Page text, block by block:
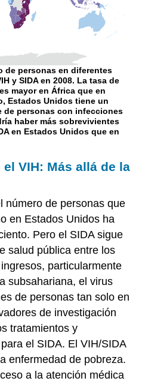
de personas en diferentes
y SIDA en 2008. La tasa de
mayor en África que en
Estados Unidos tiene un
de personas con infecciones
haber más sobrevivientes
en Estados Unidos que en
VIH: Más allá de la
número de personas que
en Estados Unidos ha
Pero el SIDA sigue
salud pública entre los
particularmente
subsahariana, el virus
de personas tan solo en
de investigación
tratamientos y
el SIDA. El VIH/SIDA
enfermedad de pobreza.
a la atención médica